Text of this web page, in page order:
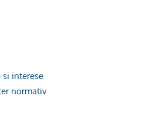
si interese
normativ